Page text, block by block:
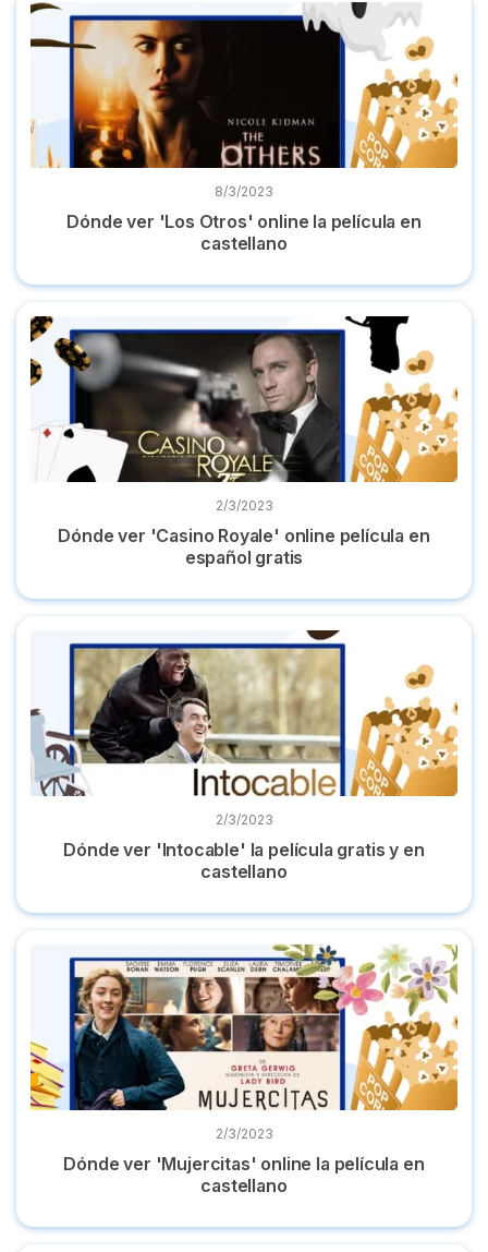
8/3/2023
Dónde ver 'Los Otros' online la película en
castellano
Dónde ver 'Casino Royale' online película en español gratis
2/3/2023
Dónde ver 'Casino Royale' online película en
español gratis
Dónde ver 'Intocable' la película gratis y en castellano
2/3/2023
Dónde ver 'Intocable' la película gratis y en
castellano
Dónde ver 'Mujercitas' online la película en castellano
2/3/2023
Dónde ver 'Mujercitas' online la película en
castellano